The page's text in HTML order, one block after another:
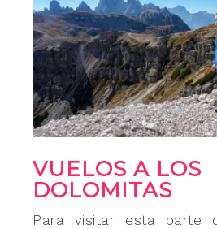
VUELOS A LOS
DOLOMITAS
Para visitar esta parte